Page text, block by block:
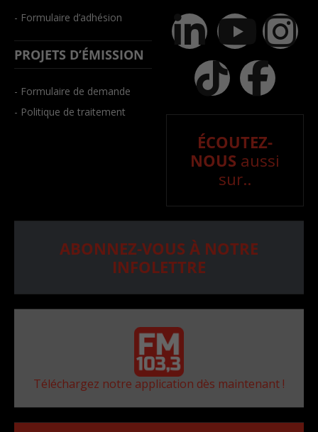
- Formulaire d’adhésion
PROJETS D’ÉMISSION
- Formulaire de demande
- Politique de traitement
ÉCOUTEZ-
NOUS aussi
sur..
ABONNEZ-VOUS À NOTRE
INFOLETTRE
Téléchargez notre application dès maintenant !